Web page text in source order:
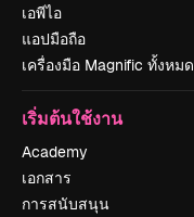
เอพีไอ
แอปมือถือ
เครื่องมือ Magnific ทั้งหมด
เริ่มต้นใช้งาน
Academy
เอกสาร
การสนับสนุน